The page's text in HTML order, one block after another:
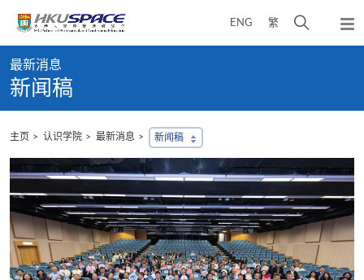
content
ENG 繁
开
弹
出
content
start
最新消息
新闻稿
主页 认识学院 最新消息 新闻稿